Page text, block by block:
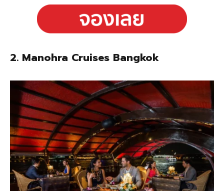
2. Manohra Cruises Bangkok